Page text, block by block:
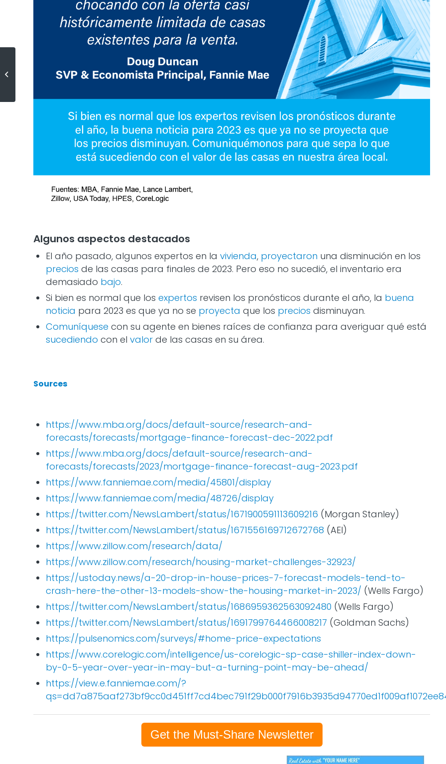
Algunos aspectos destacados
El año pasado, algunos expertos en la vivienda, proyectaron una disminución en los
precios de las casas para finales de 2023. Pero eso no sucedió, el inventario era
demasiado bajo.
Si bien es normal que los expertos revisen los pronósticos durante el año, la buena
noticia para 2023 es que ya no se proyecta que los precios disminuyan.
Comuníquese con su agente en bienes raíces de confianza para averiguar qué está
sucediendo con el valor de las casas en su área.
Sources
https://www.mba.org/docs/default-source/research-and-
forecasts/forecasts/mortgage-finance-forecast-dec-2022.pdf
https://www.mba.org/docs/default-source/research-and-
forecasts/forecasts/2023/mortgage-finance-forecast-aug-2023.pdf
https://www.fanniemae.com/media/45801/display
https://www.fanniemae.com/media/48726/display
https://twitter.com/NewsLambert/status/1671900591113609216 (Morgan Stanley)
https://twitter.com/NewsLambert/status/1671556169712672768 (AEI)
https://www.zillow.com/research/data/
https://www.zillow.com/research/housing-market-challenges-32923/
https://ustoday.news/a-20-drop-in-house-prices-7-forecast-models-tend-to-
crash-here-the-other-13-models-show-the-housing-market-in-2023/ (Wells Fargo)
https://twitter.com/NewsLambert/status/1686959362563092480 (Wells Fargo)
https://twitter.com/NewsLambert/status/1691799764466008217 (Goldman Sachs)
https://pulsenomics.com/surveys/#home-price-expectations
https://www.corelogic.com/intelligence/us-corelogic-sp-case-shiller-index-down-
by-0-5-year-over-year-in-may-but-a-turning-point-may-be-ahead/
https://view.e.fanniemae.com/?
Get the Must-Share Newsletter
Prepárese para casas más
pequeñas y asequibles